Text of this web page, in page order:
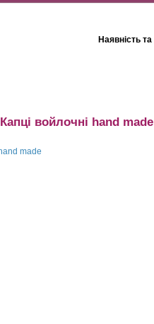
Наявність та
Капці войлочні hand made